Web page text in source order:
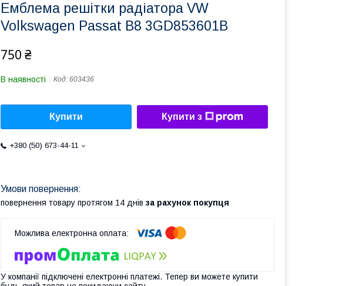
Емблема решітки радіатора VW
Volkswagen Passat B8 3GD853601B
750 ₴
В наявності Код: 603436
Купити Купити з
+380 (50) 673-44-11
повернення товару протягом 14 днів за рахунок покупця
У компанії підключені електронні платежі. Тепер ви можете купити